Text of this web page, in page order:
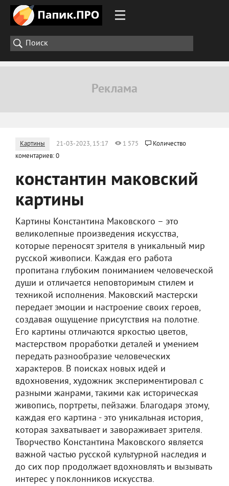
Картины 21-03-2023, 15:17 1 575
Количество
коментариев: 0
константин маковский
картины
Картины Константина Маковского – это
великолепные произведения искусства,
которые переносят зрителя в уникальный мир
русской живописи. Каждая его работа
пропитана глубоким пониманием человеческой
души и отличается неповторимым стилем и
техникой исполнения. Маковский мастерски
передает эмоции и настроение своих героев,
создавая ощущение присутствия на полотне.
Его картины отличаются яркостью цветов,
мастерством проработки деталей и умением
передать разнообразие человеческих
характеров. В поисках новых идей и
вдохновения, художник экспериментировал с
разными жанрами, такими как историческая
живопись, портреты, пейзажи. Благодаря этому,
каждая его картина - это уникальная история,
которая захватывает и завораживает зрителя.
Творчество Константина Маковского является
важной частью русской культурной наследия и
до сих пор продолжает вдохновлять и вызывать
интерес у поклонников искусства.